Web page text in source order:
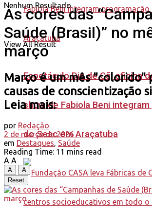
Espetáculo Dia de Cã, oficina
show de Fabiola Beni
do Sesc em Araçatuba
Nenhum Resultado
View All Result
As cores das
Saúde (Brasil)” no
março
Março é um mês "colorido"
causas de conscientização
Leia mais:
por Redação
2 de março de 2026
em Destaques, Saúde
Reading Time: 11 mins read
A A
A
A
Reset